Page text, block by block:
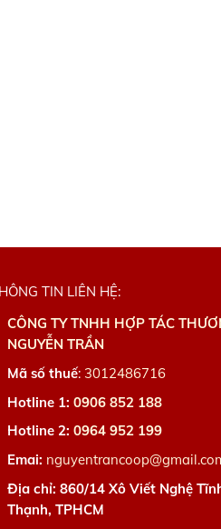
TIN LIÊN HỆ:
CÔNG TY TNHH HỢP TÁC
NGUYỄN TRẦN
Mã số thuế: 3012486716
Hotline 1: 0906 852 188
Hotline 2: 0964 952 199
Emai:
Địa chỉ: 860/14 Xô Viết Nghệ
Thạnh, TPHCM